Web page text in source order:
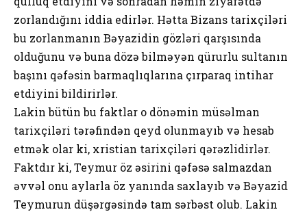
zorlandığını iddia edirlər. Hətta Bizans tarixçiləri
bu zorlanmanın Bəyazidin gözləri qarşısında
olduğunu və buna dözə bilməyən qürurlu sultanın
başını qəfəsin barmaqlıqlarına çırparaq intihar
etdiyini bildirirlər.
Lakin bütün bu faktlar o dönəmin müsəlman
tarixçiləri tərəfindən qeyd olunmayıb və hesab
etmək olar ki, xristian tarixçiləri qərəzlidirlər.
Faktdır ki, Teymur öz əsirini qəfəsə salmazdan
əvvəl onu aylarla öz yanında saxlayıb və Bəyazid
Teymurun düşərgəsində tam sərbəst olub. Lakin